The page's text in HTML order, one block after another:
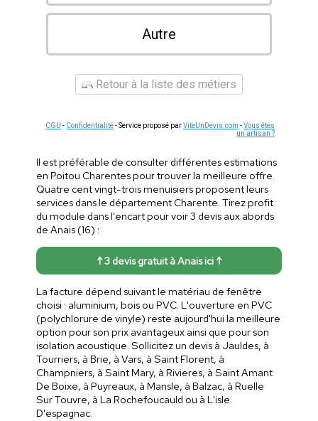
Autre
Retour à la liste des métiers
CGU - Confidentialité- Service proposé parViteUnDevis.com -Vous êtes
un artisan ?
Il est préférable de consulter différentes estimations
en Poitou Charentes pour trouver la meilleure offre.
Quatre cent vingt-trois menuisiers proposent leurs
services dans le département Charente. Tirez profit
du module dans l'encart pour voir 3 devis aux abords
de Anais (16) :
↑ 3 devis gratuit à Anais ici ↑
La facture dépend suivant le matériau de fenêtre
choisi : aluminium, bois ou PVC. L'ouverture en PVC
(polychlorure de vinyle) reste aujourd'hui la meilleure
option pour son prix avantageux ainsi que pour son
isolation acoustique. Sollicitez un devis à Jauldes, à
Tourriers, à Brie, à Vars, à Saint Florent, à
Champniers, à Saint Mary, à Rivieres, à Saint Amant
De Boixe, à Puyreaux, à Mansle, à Balzac, à Ruelle
Sur Touvre, à La Rochefoucauld ou à L'isle
D'espagnac.